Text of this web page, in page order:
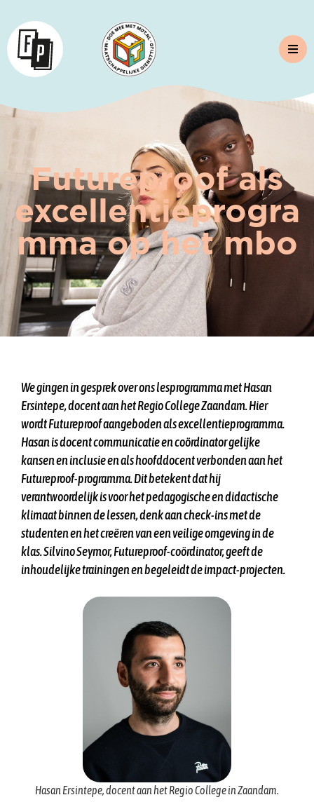
Futureproof als
excellentieprogra
mma op het mbo
We gingen in gesprek over ons lesprogramma met Hasan
Ersintepe, docent aan het Regio College Zaandam. Hier
wordt Futureproof aangeboden als excellentieprogramma.
Hasan is docent communicatie en coördinator gelijke
kansen en inclusie en als hoofddocent verbonden aan het
Futureproof-programma. Dit betekent dat hij
verantwoordelijk is voor het pedagogische en didactische
klimaat binnen de lessen, denk aan check-ins met de
studenten en het creëren van een veilige omgeving in de
klas. Silvino Seymor, Futureproof-coördinator, geeft de
inhoudelijke trainingen en begeleidt de impact-projecten.
Hasan Ersintepe, docent aan het Regio College in Zaandam.